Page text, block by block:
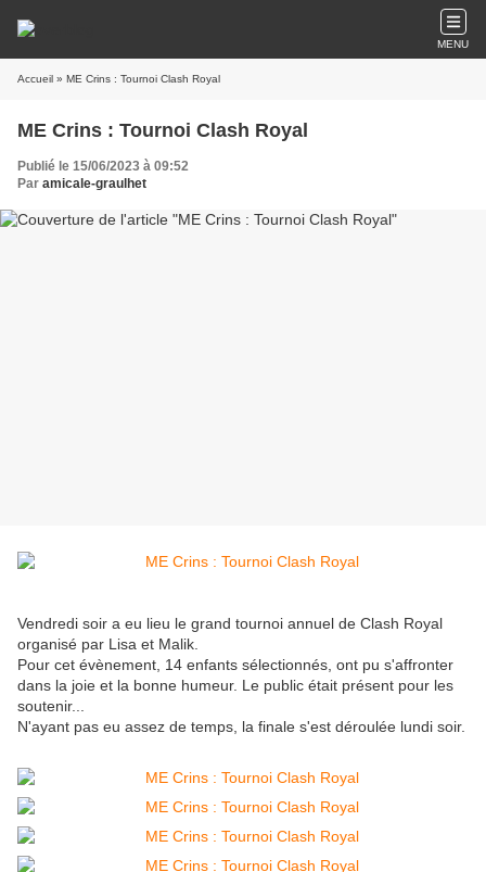
MENU
Accueil » ME Crins : Tournoi Clash Royal
ME Crins : Tournoi Clash Royal
Publié le 15/06/2023 à 09:52
Par amicale-graulhet
Vendredi soir a eu lieu le grand tournoi annuel de Clash Royal
organisé par Lisa et Malik.
Pour cet évènement, 14 enfants sélectionnés, ont pu s'affronter
dans la joie et la bonne humeur. Le public était présent pour les
soutenir...
N'ayant pas eu assez de temps, la finale s'est déroulée lundi soir.